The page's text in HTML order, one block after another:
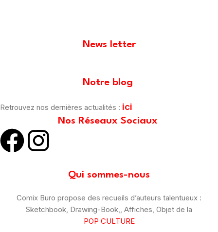
News letter
Notre blog
Retrouvez nos dernières actualités : ici
Nos Réseaux Sociaux
Qui sommes-nous
Comix Buro propose des recueils d’auteurs talentueux :
Sketchbook, Drawing-Book,, Affiches, Objet de la
POP CULTURE